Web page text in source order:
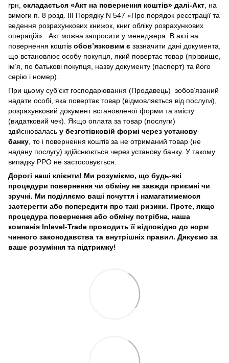
грн, складається «Акт на повернення коштів» далі-Акт , на
вимоги п. 8 розд. III Порядку N 547 «Про порядок реєстрації та
ведення розрахункових книжок, книг обліку розрахункових
операцій». Акт можна запросити у менеджера. В акті на
повернення коштів обов’язковим є зазначити дані документа,
що встановлює особу покупця, який повертає товар (прізвище,
ім’я, по батькові покупця, назву документу (паспорт) та його
серію і номер).
При цьому суб’єкт господарювання (Продавець) зобов’язаний
надати особі, яка повертає товар (відмовляється від послуги),
розрахунковий документ встановленої форми та змісту
(видатковий чек). Якщо оплата за товар (послуги)
здійснювалась у безготівковій формі через установу
банку , то і повернення коштів за не отриманий товар (не
надану послугу) здійснюється через установу банку. У такому
випадку РРО не застосовується.
Дорогі наші клієнти! Ми розуміємо, що будь-які
процедури повернення чи обміну не завжди приємні чи
зручні. Ми поділяємо ваші почуття і намагатимемося
застерегти або попередити про такі ризики. Проте, якщо
процедура повернення або обміну потрібна, наша
компанія Inlevel-Trade проводить її відповідно до норм
чинного законодавства та внутрішніх правил. Дякуємо за
ваше розуміння та підтримку!